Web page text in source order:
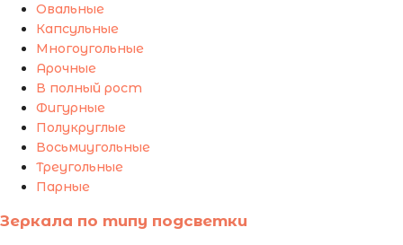
Овальные
Капсульные
Многоугольные
Арочные
В полный рост
Фигурные
Полукруглые
Восьмиугольные
Треугольные
Парные
Зеркала по типу подсветки